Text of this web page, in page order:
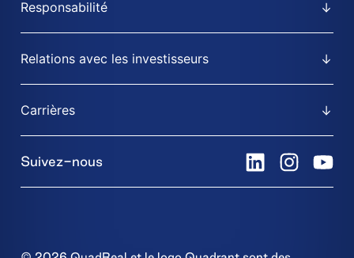
Responsabilité
Relations avec les investisseurs
Carrières
Suivez-nous